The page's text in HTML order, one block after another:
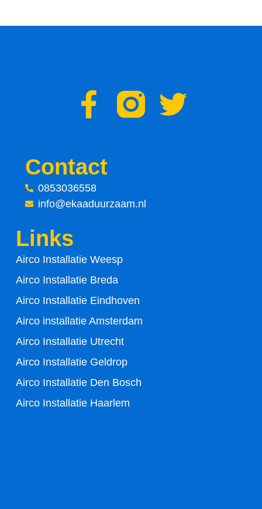
F
c
e
b
o
k
-
f
T
Contact
0853036558
info@ekaaduurzaam.nl
Links
Airco Installatie Weesp
Airco Installatie Breda
Airco Installatie Eindhoven
Airco installatie Amsterdam
Airco Installatie Utrecht
Airco Installatie Geldrop
Airco Installatie Den Bosch
Airco Installatie Haarlem